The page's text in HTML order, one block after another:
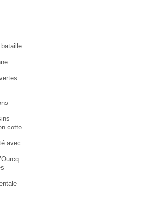
bataille
cette
avec